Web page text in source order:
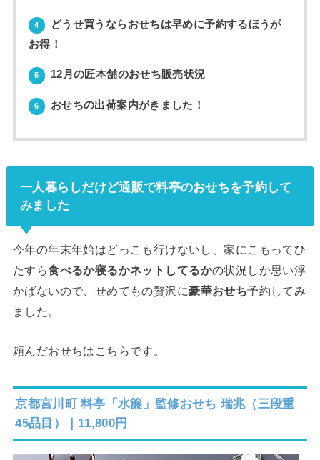
4
どうせ買うならおせちは早めに予約するほうが
お得！
5 12月の匠本舗のおせち販売状況
6 おせちの出荷案内がきました！
一人暮らしだけど通販で料亭のおせちを予約して
みました
今年の年末年始はどっこも行けないし、家にこもってひ
たすら食べるか寝るかネットしてるかの状況しか思い浮
かばないので、せめてもの贅沢に豪華おせち予約してみ
ました。
頼んだおせちはこちらです。
京都宮川町 料亭「水簾」監修おせち 瑞兆（三段重
45品目）｜11,800円